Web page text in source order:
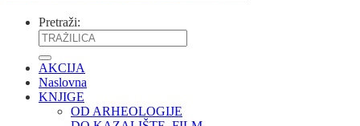
Pretraži:
AKCIJA
Naslovna
KNJIGE
OD ARHEOLOGIJE